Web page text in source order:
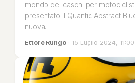
mondo dei caschi per
presentato il Quantic Abstract
nuova.
Ettore Rungo · 15 Luglio 2024, 11:00